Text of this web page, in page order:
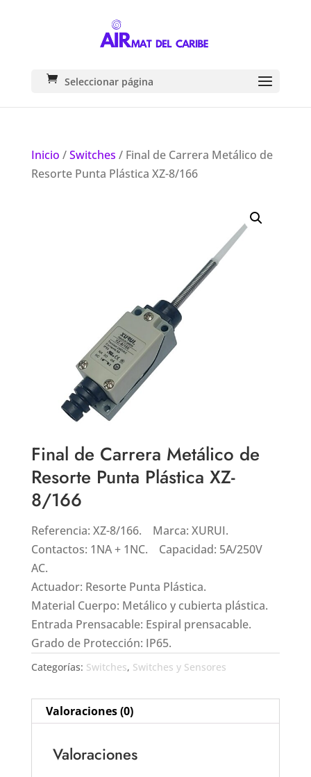
Seleccionar página
Inicio /Switches / Final de Carrera Metálico de
Resorte Punta Plástica XZ-8/166
Final de Carrera Metálico de
Resorte Punta Plástica XZ-
8/166
Referencia: XZ-8/166. Marca: XURUI.
Contactos: 1NA + 1NC. Capacidad: 5A/250V
AC.
Actuador: Resorte Punta Plástica.
Material Cuerpo: Metálico y cubierta plástica.
Entrada Prensacable: Espiral prensacable.
Grado de Protección: IP65.
Categorías: Switches, Switches y Sensores
Valoraciones (0)
Valoraciones